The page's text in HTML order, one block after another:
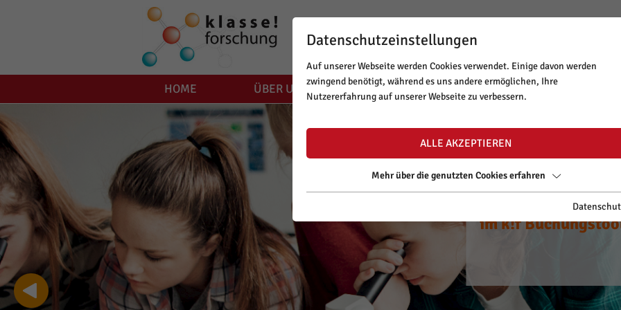
BUCHUNGSTOOL NEWSLETTER
HOME ÜBER UNS ANGEBOT & THEMEN LAUFENDE
CYANce out of
zu neuen Ufern.
Spannende
im k!f
Starte dein
auf www.mint-
CYANce out of
zu neuen Ufern.
Spannende
im k!f
Datenschutzeinstellungen
Auf unserer Webseite werden Cookies verwendet. Einige davon werden
zwingend benötigt, während es uns andere ermöglichen, Ihre
Nutzererfahrung auf unserer Webseite zu verbessern.
ALLE AKZEPTIEREN
Mehr über die genutzten Cookies erfahren